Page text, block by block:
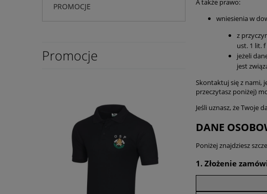
PROMOCJE
Promocje
wniesienia w
z
ust. 1 lit.
jeżeli
jest
Skontaktuj się z nami,
przeczytasz poniżej)
Jeśli uznasz, że Twoje
DANE
Poniżej znajdziesz
1. Złożenie